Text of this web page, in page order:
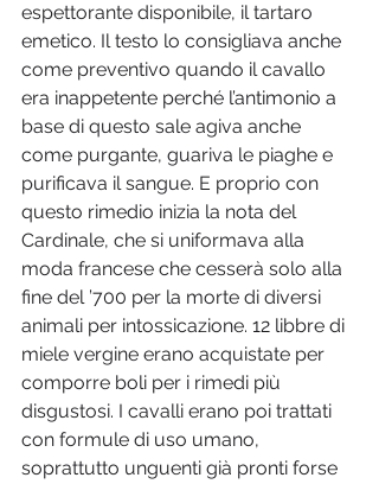
espettorante disponibile, il tartaro
emetico. Il testo lo consigliava anche
come preventivo quando il cavallo
era inappetente perché l’antimonio a
base di questo sale agiva anche
come purgante, guariva le piaghe e
purificava il sangue. E proprio con
questo rimedio inizia la nota del
Cardinale, che si uniformava alla
moda francese che cesserà solo alla
fine del ’700 per la morte di diversi
animali per intossicazione. 12 libbre di
miele vergine erano acquistate per
comporre boli per i rimedi più
disgustosi. I cavalli erano poi trattati
con formule di uso umano,
soprattutto unguenti già pronti forse